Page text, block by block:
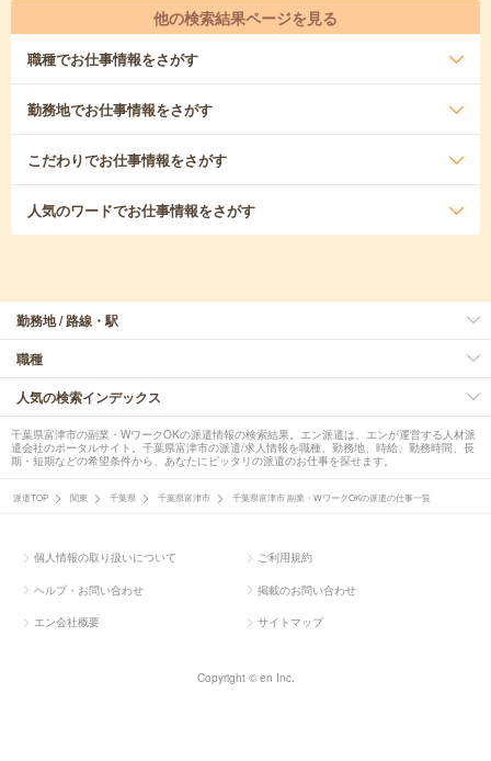
他の検索結果ページを見る
職種でお仕事情報をさがす
勤務地でお仕事情報をさがす
こだわりでお仕事情報をさがす
人気のワードでお仕事情報をさがす
勤務地 / 路線・駅
職種
人気の検索インデックス
千葉県富津市の副業・WワークOKの派遣情報の検索結果。エン派遣は、エンが運営する人材派
遣会社のポータルサイト。千葉県富津市の派遣/求人情報を職種、勤務地、時給、勤務時間、長
期・短期などの希望条件から、あなたにピッタリの派遣のお仕事を探せます。
派遣TOP 関東 千葉県 千葉県富津市 千葉県富津市 副業・WワークOKの派遣の仕事一覧
個人情報の取り扱いについて ご利用規約
ヘルプ・お問い合わせ 掲載のお問い合わせ
エン会社概要 サイトマップ
Copyright © en Inc.